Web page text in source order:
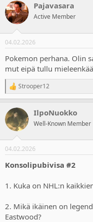
c
t
i
s
Pajavasara
Active Member
04.02.2026
Pokemon perhana. Olin
mut eipä tullu
R
e
c
t
i
s
Strooper12
IlpoNuokko
Well-Known Member
04.02.2026
Konsolipubivisa #2
1. Kuka on NHL:n
2. Mikä ikäinen on
Eastwood?